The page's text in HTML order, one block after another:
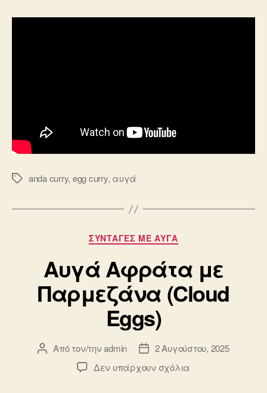
Ετικέτεςanda curry, egg curry, αυγά
Κατηγορίες
ΣΥΝΤΑΓΈΣ ΜΕ ΑΥΓΆ
Αυγά Αφράτα με
Παρμεζάνα (Cloud
Eggs)
Συντάκτης
Από τον/τηνadmin
Ημ.
δημοσίευσης
2 Αυγούστου, 2025
Δεν υπάρχουν σχόλια